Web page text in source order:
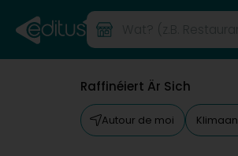
Raffinéiert Är Sich
Autour de moi